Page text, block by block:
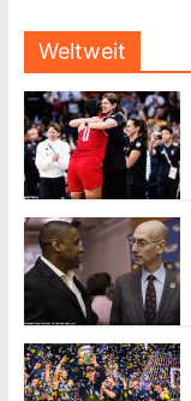
Weltweit